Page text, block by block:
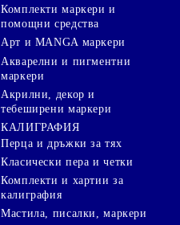
Комплекти маркери и
помощни средства
Арт и MANGA маркери
Акварелни и пигментни
маркери
Акрилни, декор и
тебеширени маркери
КАЛИГРАФИЯ
Перца и дръжки за тях
Класически пера и четки
Комплекти и хартии за
калиграфия
Мастила, писалки, маркери